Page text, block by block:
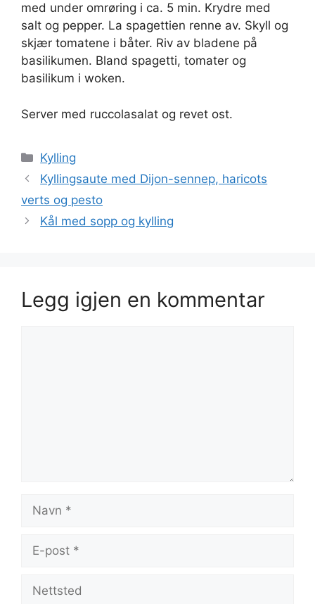
med under omrøring i ca. 5 min. Krydre med
salt og pepper. La spagettien renne av. Skyll og
skjær tomatene i båter. Riv av bladene på
basilikumen. Bland spagetti, tomater og
basilikum i woken.
Server med ruccolasalat og revet ost.
Kategorier
Kylling
Kyllingsaute med Dijon-sennep, haricots
verts og pesto
Kål med sopp og kylling
Legg igjen en kommentar
post